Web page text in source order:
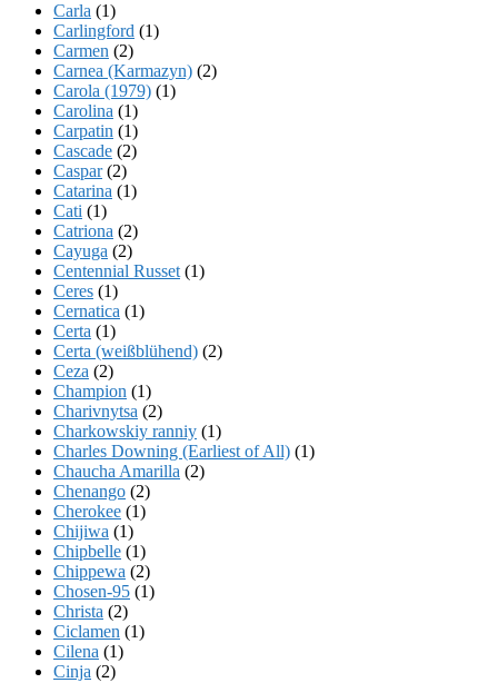
Carla (1)
Carlingford (1)
Carmen (2)
Carnea (Karmazyn) (2)
Carola (1979) (1)
Carolina (1)
Carpatin (1)
Cascade (2)
Caspar(2)
Catarina (1)
Cati (1)
Catriona (2)
Cayuga (2)
Centennial Russet (1)
Ceres (1)
Cernatica (1)
Certa (1)
Certa (weißblühend) (2)
Ceza (2)
Champion (1)
Charivnytsa (2)
Charkowskiy ranniy (1)
Charles Downing (Earliest of All) (1)
Chaucha Amarilla (2)
Chenango (2)
Cherokee (1)
Chijiwa (1)
Chipbelle (1)
Chippewa (2)
Chosen-95 (1)
Christa (2)
Ciclamen (1)
Cilena (1)
Cinja (2)